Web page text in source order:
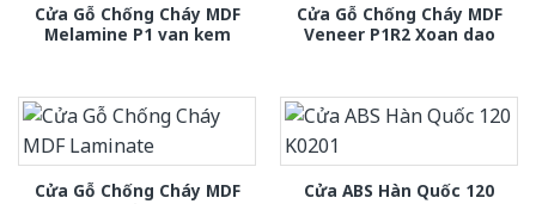
Cửa Gỗ Chống Cháy MDF
Melamine P1 van kem
Cửa Gỗ Chống Cháy MDF
Veneer P1R2 Xoan dao
Cửa Gỗ Chống Cháy MDF
Cửa ABS Hàn Quốc 120